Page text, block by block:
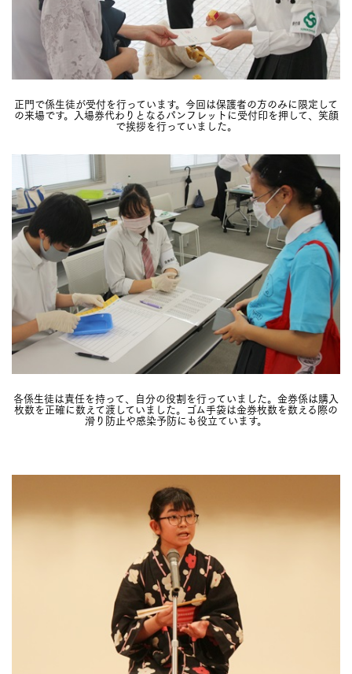
正門で係生徒が受付を行っています。今回は保護者の方のみに限定して
の来場です。入場券代わりとなるパンフレットに受付印を押して、笑顔
で挨拶を行っていました。
各係生徒は責任を持って、自分の役割を行っていました。金券係は購入
枚数を正確に数えて渡していました。ゴム手袋は金券枚数を数える際の
滑り防止や感染予防にも役立ています。